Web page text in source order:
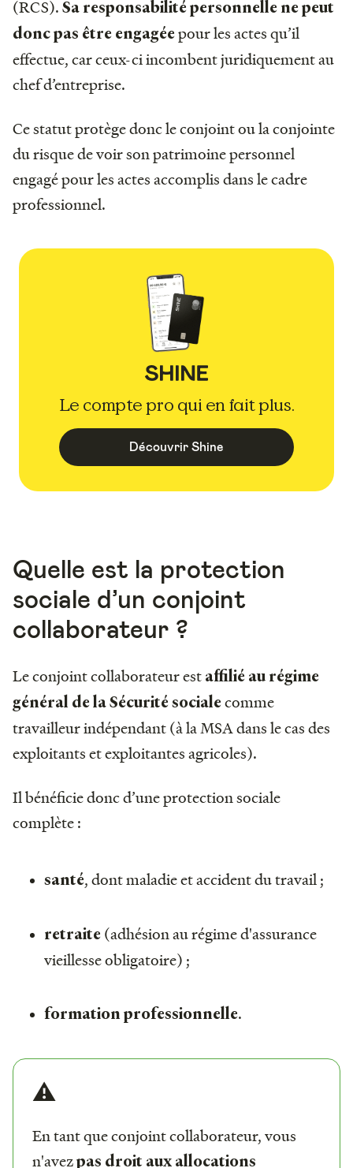
(RCS). Sa responsabilité personnelle ne peut
donc pas être engagéepour les actes qu’il
effectue, car ceux-ci incombent juridiquement au
chef d’entreprise.
Ce statut protège donc le conjoint ou la conjointe
du risque de voir son patrimoine personnel
engagé pour les actes accomplis dans le cadre
professionnel.
Le compte pro qui en fait plus.
Découvrir Shine
Quelle est la protection
sociale d’un conjoint
collaborateur ?
Le conjoint collaborateur est affilié au régime
général de la Sécurité socialecomme
travailleur indépendant (à la MSA dans le cas des
exploitants et exploitantes agricoles).
Il bénéficie donc d’une protection sociale
complète :
santé, dont maladie et accident du travail ;
retraite (adhésion au régime d'assurance
vieillesse obligatoire) ;
formation professionnelle.
⚠️
En tant que conjoint collaborateur, vous
n'avezpas droit aux allocations